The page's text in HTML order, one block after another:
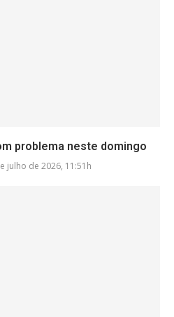
problema neste domingo
julho de 2026, 11:51h